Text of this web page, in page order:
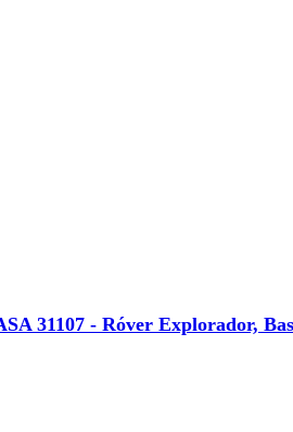
31107 - Róver Explorador,